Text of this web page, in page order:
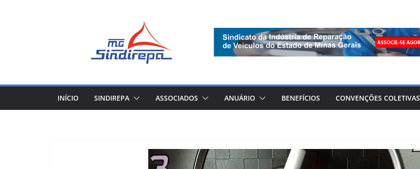
INÍCIO SINDIREPA ASSOCIADOS ANUÁRIO BENEFÍCIOS CONVENÇÕES COLETIVAS